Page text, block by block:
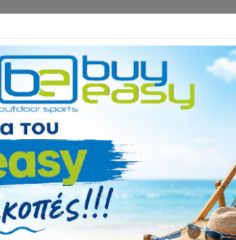
ΕΙΔΗ CAMPING
Αρχική ΑΘΛΗΜΑΤΑ
Ζώνη